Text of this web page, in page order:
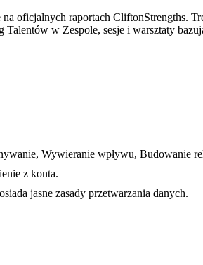
oficjalnych raportach CliftonStrengths.
w Zespole, sesje i warsztaty
Wywieranie wpływu, Budowanie
z konta.
jasne zasady przetwarzania danych.